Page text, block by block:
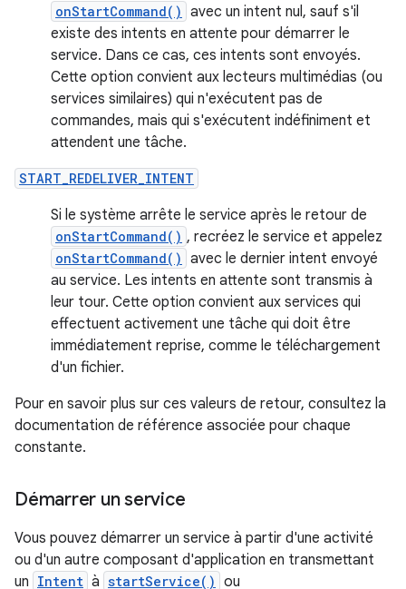
onStartCommand() avec un intent nul, sauf s'il
existe des intents en attente pour démarrer le
service. Dans ce cas, ces intents sont envoyés.
Cette option convient aux lecteurs multimédias (ou
services similaires) qui n'exécutent pas de
commandes, mais qui s'exécutent indéfiniment et
attendent une tâche.
START_REDELIVER_INTENT
Si le système arrête le service après le retour de
onStartCommand() , recréez le service et appelez
onStartCommand() avec le dernier intent envoyé
au service. Les intents en attente sont transmis à
leur tour. Cette option convient aux services qui
effectuent activement une tâche qui doit être
immédiatement reprise, comme le téléchargement
d'un fichier.
Pour en savoir plus sur ces valeurs de retour, consultez la
documentation de référence associée pour chaque
constante.
Démarrer un service
Vous pouvez démarrer un service à partir d'une activité
ou d'un autre composant d'application en transmettant
un Intent à startService() ou